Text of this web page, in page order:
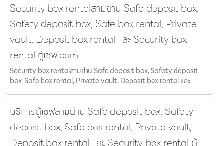
Security box rentalสามย่าน Safe deposit box,
Safety deposit box, Safe box rental, Private
vault, Deposit box rental และ Security box
rental ตู้เซฟ.com
Security box rentalสามย่าน Safe deposit box, Safety deposit
box, Safe box rental, Private vault, Deposit box rental และ
บริการตู้เซฟสามย่าน Safe deposit box, Safety
deposit box, Safe box rental, Private vault,
Deposit box rental และ Security box rental ตู้